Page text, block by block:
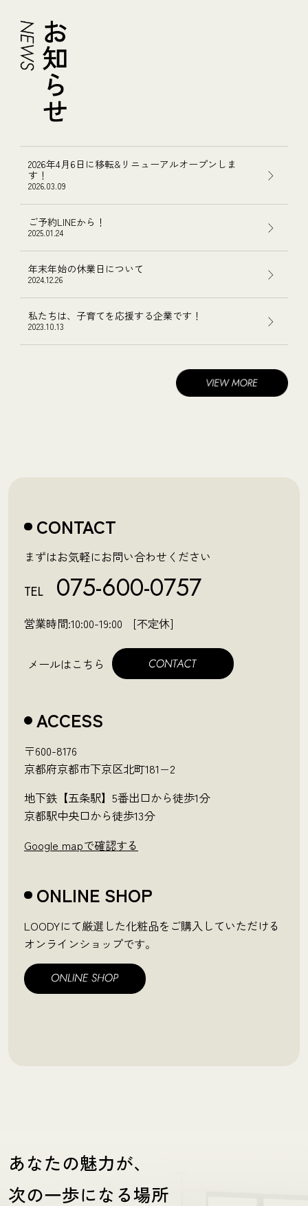
2026年4月6日に移転&リニューアルオープンしま
す！
2026.03.09
ご予約LINEから！
2025.01.24
年末年始の休業日について
2024.12.26
私たちは、子育てを応援する企業です！
2023.10.13
CONTACT
まずはお気軽にお問い合わせください
TEL 075-600-0757
営業時間:10:00-19:00 [不定休]
メールはこちら
ACCESS
〒600-8176
京都府京都市下京区北町181−2
地下鉄【五条駅】5番出口から徒歩1分
京都駅中央口から徒歩13分
Google mapで確認する
ONLINE SHOP
LOODYにて厳選した化粧品をご購入していただける
オンラインショップです。
あなたの魅力が、
次の一歩になる場所